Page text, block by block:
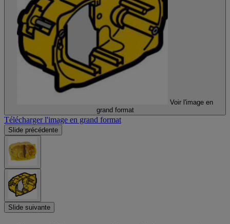
Voir l'image en
grand format
Télécharger l'image en grand format
Slide précédente
Slide suivante